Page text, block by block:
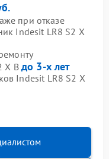
при отказе
Indesit LR8 S2 X
X B до 3-х лет
Indesit LR8 S2 X